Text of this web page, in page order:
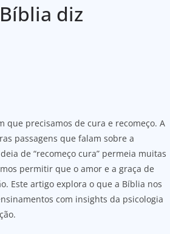
diz
que precisamos de cura e recomeço. A
passagens que falam sobre a
de “recomeço cura” permeia muitas
permitir que o amor e a graça de
Este artigo explora o que a Bíblia nos
com insights da psicologia